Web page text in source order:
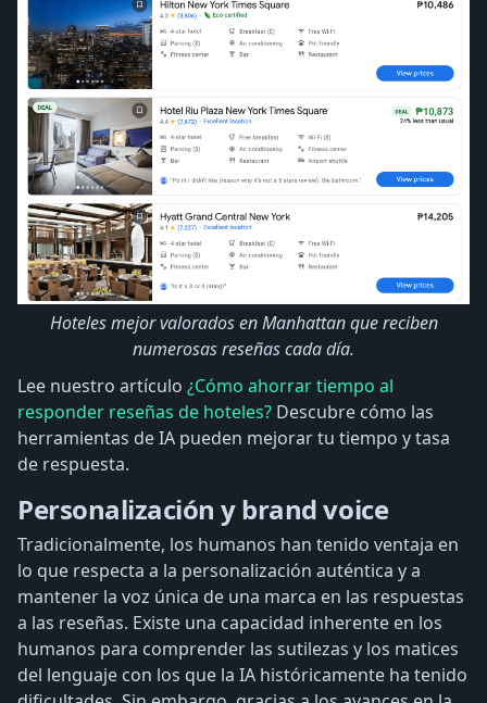
Hoteles mejor valorados en Manhattan que reciben
numerosas reseñas cada día.
Lee nuestro artículo ¿Cómo ahorrar tiempo al
responder reseñas de hoteles? Descubre cómo las
herramientas de IA pueden mejorar tu tiempo y tasa
de respuesta.
Personalización y brand voice
Tradicionalmente, los humanos han tenido ventaja en
lo que respecta a la personalización auténtica y a
mantener la voz única de una marca en las respuestas
a las reseñas. Existe una capacidad inherente en los
humanos para comprender las sutilezas y los matices
del lenguaje con los que la IA históricamente ha tenido